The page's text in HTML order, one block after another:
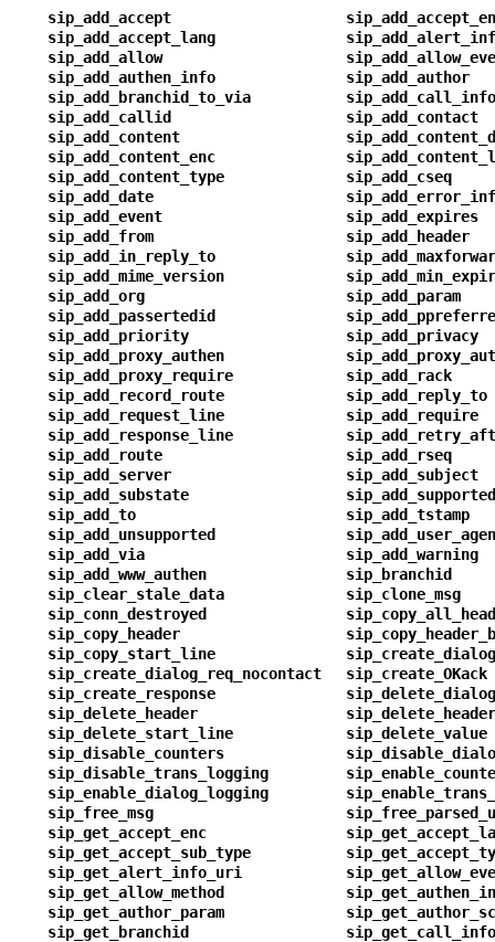
sip_add_accept
sip_add_accept_lang
sip_add_allow
sip_add_authen_info
sip_add_author
sip_add_branchid_to_via
sip_add_call_info
sip_add_callid
sip_add_contact
sip_add_content
sip_add_content_enc
sip_add_content_type
sip_add_cseq
sip_add_date
sip_add_event
sip_add_expires
sip_add_from
sip_add_header
sip_add_in_reply_to
sip_add_mime_version
sip_add_org
sip_add_param
sip_add_passertedid
sip_add_priority
sip_add_privacy
sip_add_proxy_authen
sip_add_proxy_require
sip_add_rack
sip_add_record_route
sip_add_reply_to
sip_add_request_line
sip_add_require
sip_add_response_line
sip_add_route
sip_add_rseq
sip_add_server
sip_add_subject
sip_add_substate
sip_add_supported
sip_add_to
sip_add_tstamp
sip_add_unsupported
sip_add_via
sip_add_warning
sip_add_www_authen
sip_branchid
sip_clear_stale_data
sip_clone_msg
sip_conn_destroyed
sip_copy_header
sip_copy_start_line
sip_create_dialog_req_nocontact
sip_create_OKack
sip_create_response
sip_delete_dialog
sip_delete_header
sip_delete_start_line
sip_delete_value
sip_disable_counters
sip_disable_trans_logging
sip_enable_dialog_logging
sip_free_msg
sip_get_accept_enc
sip_get_accept_sub_type
sip_get_alert_info_uri
sip_get_allow_method
sip_get_author_param
sip_get_branchid